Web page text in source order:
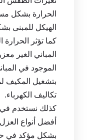
الحرارة بشكل
الهيكل للمبنى
كما تؤثر
المباني الغير
الموجود في
بتشغيل المكيف
تكاليف الكهرباء.
كذلك نستخدم
أفضل أنواع
بشكل مؤكد في